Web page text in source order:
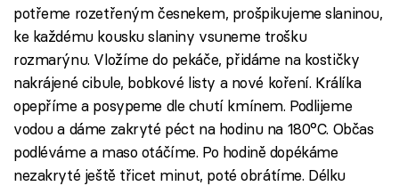
potřeme rozetřeným česnekem, prošpikujeme slaninou,
ke každému kousku slaniny vsuneme trošku
rozmarýnu. Vložíme do pekáče, přidáme na kostičky
nakrájené cibule, bobkové listy a nové koření. Králíka
opepříme a posypeme dle chutí kmínem. Podlijeme
vodou a dáme zakryté péct na hodinu na 180°C. Občas
podléváme a maso otáčíme. Po hodině dopékáme
nezakryté ještě třicet minut, poté obrátíme. Délku